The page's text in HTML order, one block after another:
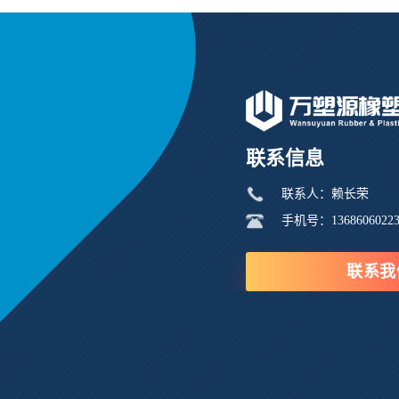
联系信息
联系人：赖长荣
手机号：
联系